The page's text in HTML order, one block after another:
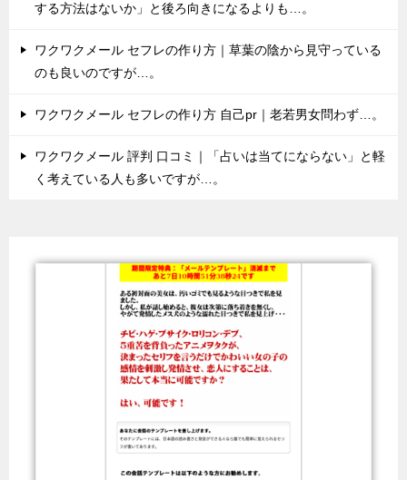
する方法はないか」と後ろ向きになるよりも…。
ワクワクメール セフレの作り方｜草葉の陰から見守っている
のも良いのですが…。
ワクワクメール セフレの作り方 自己pr｜老若男女問わず…。
ワクワクメール 評判 口コミ｜「占いは当てにならない」と軽
く考えている人も多いですが…。